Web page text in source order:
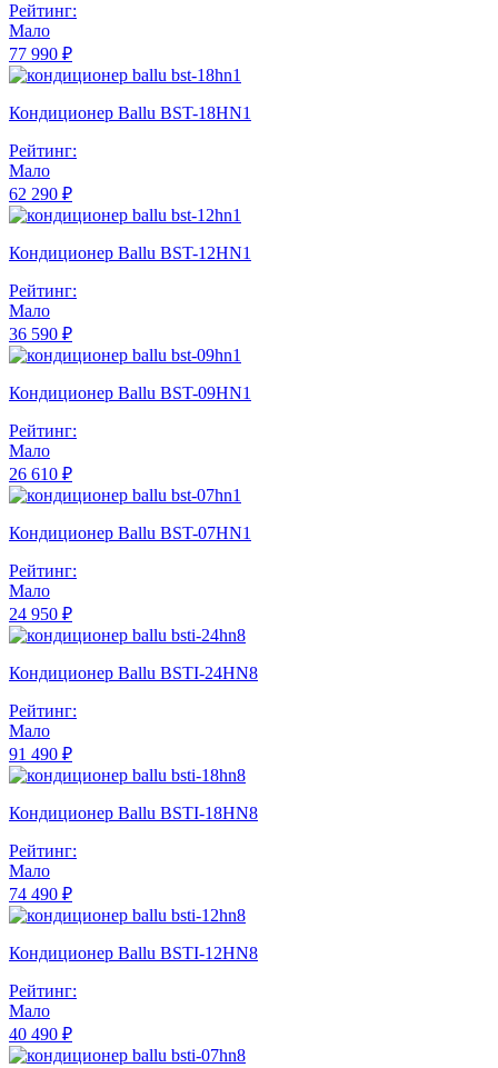
Рейтинг:
Мало
77 990 ₽
Кондиционер Ballu BST-18HN1
Рейтинг:
Мало
62 290 ₽
Кондиционер Ballu BST-12HN1
Рейтинг:
Мало
36 590 ₽
Кондиционер Ballu BST-09HN1
Рейтинг:
Мало
26 610 ₽
Кондиционер Ballu BST-07HN1
Рейтинг:
Мало
24 950 ₽
Кондиционер Ballu BSTI-24HN8
Рейтинг:
Мало
91 490 ₽
Кондиционер Ballu BSTI-18HN8
Рейтинг:
Мало
74 490 ₽
Кондиционер Ballu BSTI-12HN8
Рейтинг:
Мало
40 490 ₽